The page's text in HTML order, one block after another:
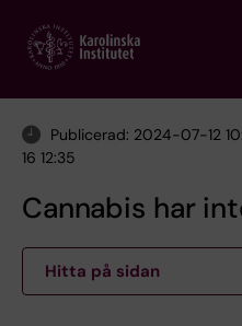
main
Publicerad: 2024-07-12
16 12:35
Cannabis har
Hitta på sidan